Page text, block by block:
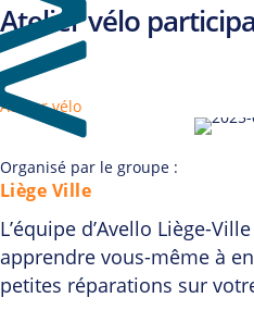
Atelier vélo
Atelier vélo
Organisé par le groupe :
Liège Ville
L’équipe d’Avello Liège-
apprendre vous-même à
petites réparations sur